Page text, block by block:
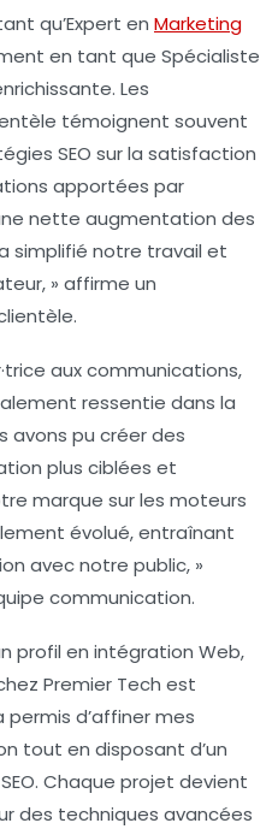
qu’Expert en Marketing
en tant que Spécialiste
Les
témoignent souvent
SEO sur la satisfaction
apportées par
nette augmentation des
simplifié notre travail et
» affirme un
aux communications,
ressentie dans la
avons pu créer des
plus ciblées et
marque sur les moteurs
évolué, entraînant
avec notre public, »
communication.
profil en intégration Web,
Premier Tech est
permis d’affiner mes
tout en disposant d’un
Chaque projet devient
des techniques avancées